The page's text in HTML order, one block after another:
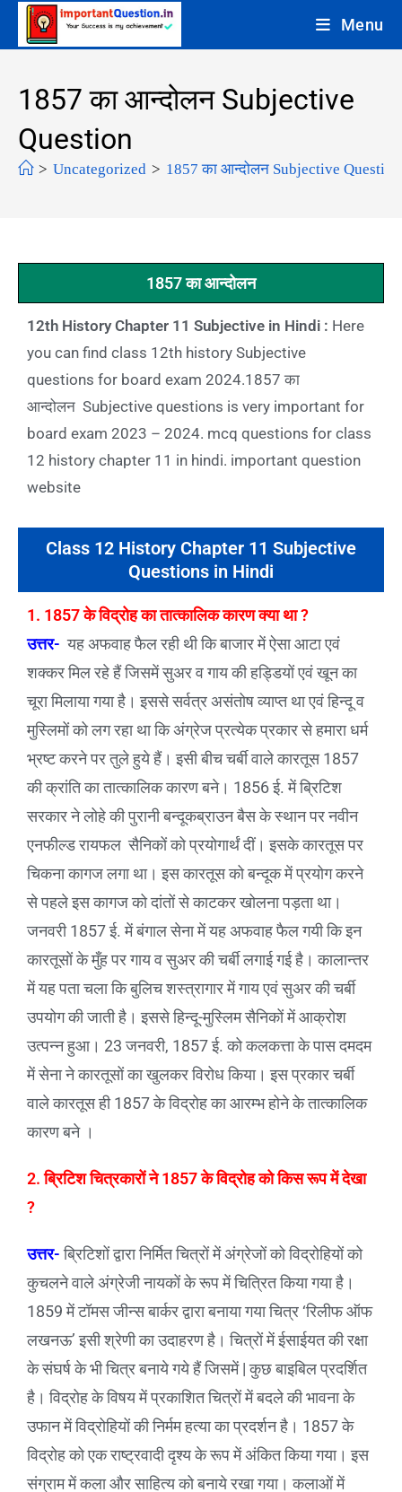
Menu
1857 का आन्दोलन Subjective
Question
> Uncategorized > 1857 का आन्दोलन Subjective Question
1857 का आन्दोलन
12th History Chapter 11 Subjective in Hindi : Here
you can find class 12th history Subjective
questions for board exam 2024.1857 का
आन्दोलन Subjective questions is very important for
board exam 2023 – 2024. mcq questions for class
12 history chapter 11 in hindi. important question
website
Class 12 History Chapter 11 Subjective
Questions in Hindi
1. 1857 के विद्रोह का तात्कालिक कारण क्या था ?
उत्तर- यह अफवाह फैल रही थी कि बाजार में ऐसा आटा एवं
शक्कर मिल रहे हैं जिसमें सुअर व गाय की हड्डियों एवं खून का
चूरा मिलाया गया है। इससे सर्वत्र असंतोष व्याप्त था एवं हिन्दू व
मुस्लिमों को लग रहा था कि अंग्रेज प्रत्येक प्रकार से हमारा धर्म
भ्रष्ट करने पर तुले हुये हैं। इसी बीच चर्बी वाले कारतूस 1857
की क्रांति का तात्कालिक कारण बने। 1856 ई. में ब्रिटिश
सरकार ने लोहे की पुरानी बन्दूकब्राउन बैस के स्थान पर नवीन
एनफील्ड रायफल सैनिकों को प्रयोगार्थं दीं। इसके कारतूस पर
चिकना कागज लगा था। इस कारतूस को बन्दूक में प्रयोग करने
से पहले इस कागज को दांतों से काटकर खोलना पड़ता था।
जनवरी 1857 ई. में बंगाल सेना में यह अफवाह फैल गयी कि इन
कारतूसों के मुँह पर गाय व सुअर की चर्बी लगाई गई है। कालान्तर
में यह पता चला कि बुलिच शस्त्रागार में गाय एवं सुअर की चर्बी
उपयोग की जाती है। इससे हिन्दू-मुस्लिम सैनिकों में आक्रोश
उत्पन्न हुआ। 23 जनवरी, 1857 ई. को कलकत्ता के पास दमदम
में सेना ने कारतूसों का खुलकर विरोध किया। इस प्रकार चर्बी
वाले कारतूस ही 1857 के विद्रोह का आरम्भ होने के तात्कालिक
कारण बने ।
2. ब्रिटिश चित्रकारों ने 1857 के विद्रोह को किस रूप में देखा
?
उत्तर-ब्रिटिशों द्वारा निर्मित चित्रों में अंग्रेजों को विद्रोहियों को
कुचलने वाले अंग्रेजी नायकों के रूप में चित्रित किया गया है।
1859 में टॉमस जीन्स बार्कर द्वारा बनाया गया चित्र ‘रिलीफ ऑफ
लखनऊ’ इसी श्रेणी का उदाहरण है। चित्रों में ईसाईयत की रक्षा
के संघर्ष के भी चित्र बनाये गये हैं जिसमें | कुछ बाइबिल प्रदर्शित
है। विद्रोह के विषय में प्रकाशित चित्रों में बदले की भावना के
उफान में विद्रोहियों की निर्मम हत्या का प्रदर्शन है। 1857 के
विद्रोह को एक राष्ट्रवादी दृश्य के रूप में अंकित किया गया। इस
संग्राम में कला और साहित्य को बनाये रखा गया। कलाओं में